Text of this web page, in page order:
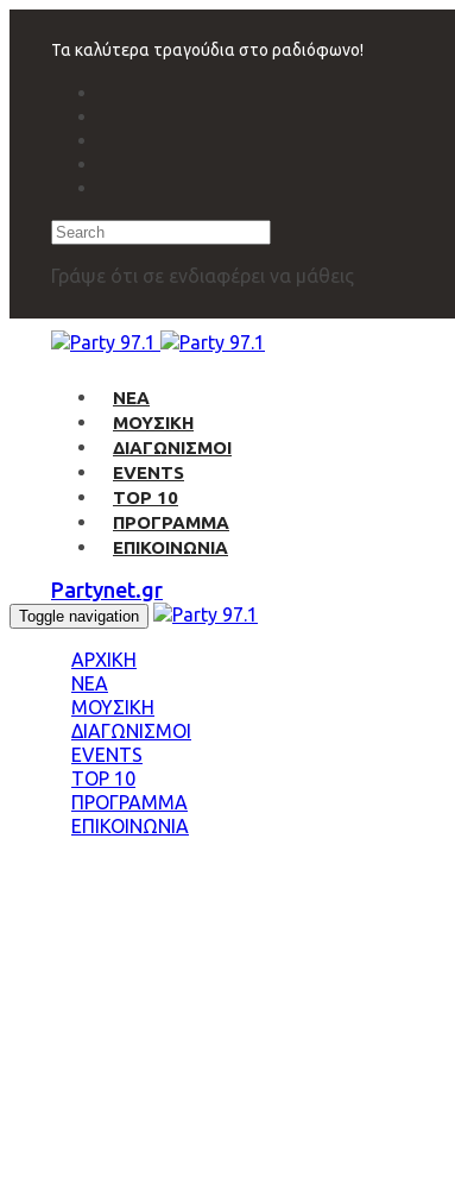
navigation
Τα καλύτερα τραγούδια στο ραδιόφωνο!
Search
Γράψε ότι σε ενδιαφέρει να μάθεις
ΝΕΑ
ΜΟΥΣΙΚΗ
ΔΙΑΓΩΝΙΣΜΟΙ
EVENTS
TOP 10
ΠΡΟΓΡΑΜΜΑ
ΕΠΙΚΟΙΝΩΝΙΑ
Partynet.gr
Toggle navigation
ΑΡΧΙΚΗ
ΝΕΑ
ΜΟΥΣΙΚΗ
ΔΙΑΓΩΝΙΣΜΟΙ
EVENTS
TOP 10
ΠΡΟΓΡΑΜΜΑ
ΕΠΙΚΟΙΝΩΝΙΑ